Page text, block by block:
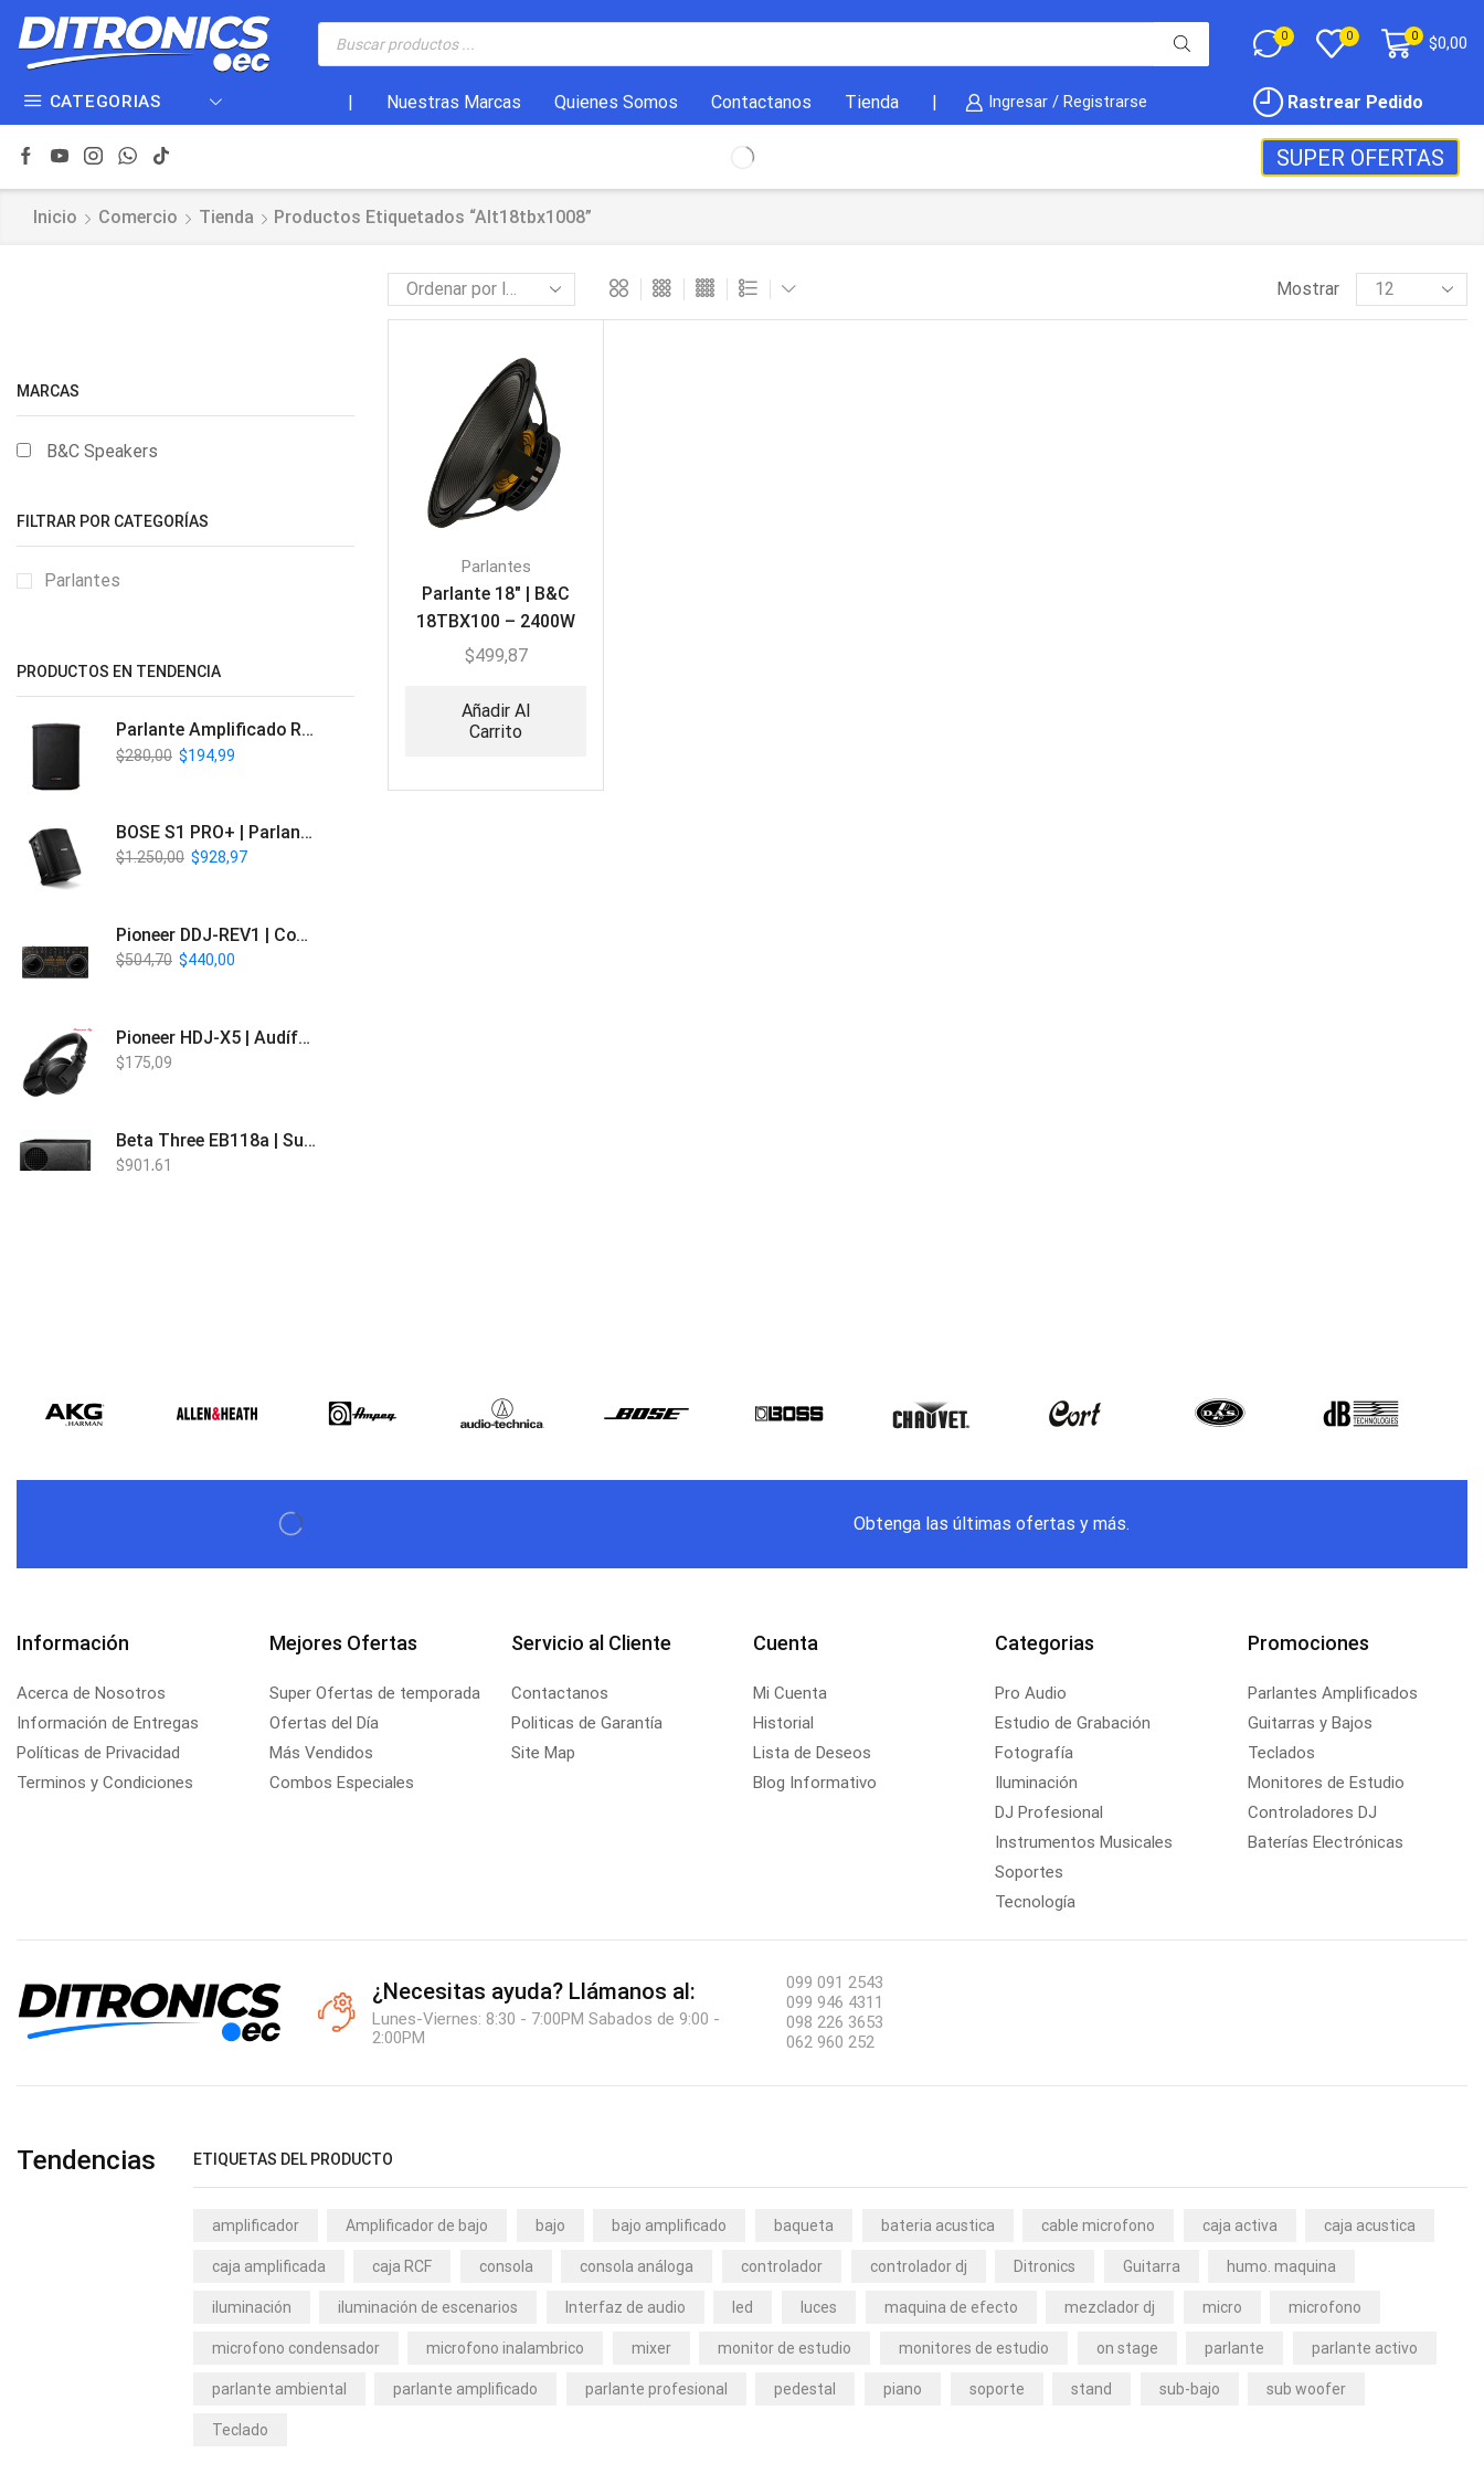
0 0 0 $0,00
CATEGORIAS Nuestras Marcas Quienes Somos Contactanos Tienda Ingresar / Registrarse Rastrear Pedido
SUPER OFERTAS
Inicio Comercio Tienda Productos Etiquetados “alt18tbx1008”
Mostrar
Parlantes
Parlante 18″ | B&C
18TBX100 – 2400W
Ferrita
$499,87
Añadir Al
Carrito
MARCAS
B&C Speakers
FILTRAR POR CATEGORÍAS
Parlantes
PRODUCTOS EN TENDENCIA
Parlante Amplificado Recargable BT | Italy Audio ITL-PRO11
$280,00 $194,99
BOSE S1 PRO+ | Parlante Profesional PA Inalámbrico
$1.250,00 $928,97
Pioneer DDJ-REV1 | Controlador DJ de 2 canales estilo Scratch
$504,70 $440,00
Pioneer HDJ-X5 | Audífonos para DJ
$175,09
Beta Three EB118a | Sub Bajo Activo
$901,61
Obtenga las últimas ofertas y más.
Información
Acerca de Nosotros
Información de Entregas
Políticas de Privacidad
Terminos y Condiciones
Mejores Ofertas
Super Ofertas de temporada
Ofertas del Día
Más Vendidos
Combos Especiales
Servicio al Cliente
Contactanos
Politicas de Garantía
Site Map
Cuenta
Mi Cuenta
Historial
Lista de Deseos
Blog Informativo
Categorias
Pro Audio
Estudio de Grabación
Fotografía
Iluminación
DJ Profesional
Instrumentos Musicales
Soportes
Tecnología
Promociones
Parlantes Amplificados
Guitarras y Bajos
Teclados
Monitores de Estudio
Controladores DJ
Baterías Electrónicas
¿Necesitas ayuda? Llámanos al:
Lunes-Viernes: 8:30 - 7:00PM Sabados de 9:00 -
2:00PM
099 091 2543
099 946 4311
098 226 3653
062 960 252
Tendencias ETIQUETAS DEL PRODUCTO
amplificador Amplificador de bajo bajo bajo amplificado baqueta bateria acustica cable microfono caja activa caja acustica
caja amplificada caja RCF consola consola análoga controlador controlador dj Ditronics Guitarra humo. maquina
iluminación iluminación de escenarios Interfaz de audio led luces maquina de efecto mezclador dj micro microfono
microfono condensador microfono inalambrico mixer monitor de estudio monitores de estudio on stage parlante parlante activo
parlante ambiental parlante amplificado parlante profesional pedestal piano soporte stand sub-bajo sub woofer
Teclado